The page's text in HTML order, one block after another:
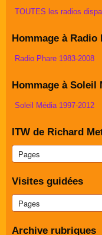
TOUTES les radios
Hommage à Radio
Radio Phare 1983-2008
Hommage à Soleil
Soleil Média 1997-2012
ITW de Richard
Visites guidées
Archive rubriques